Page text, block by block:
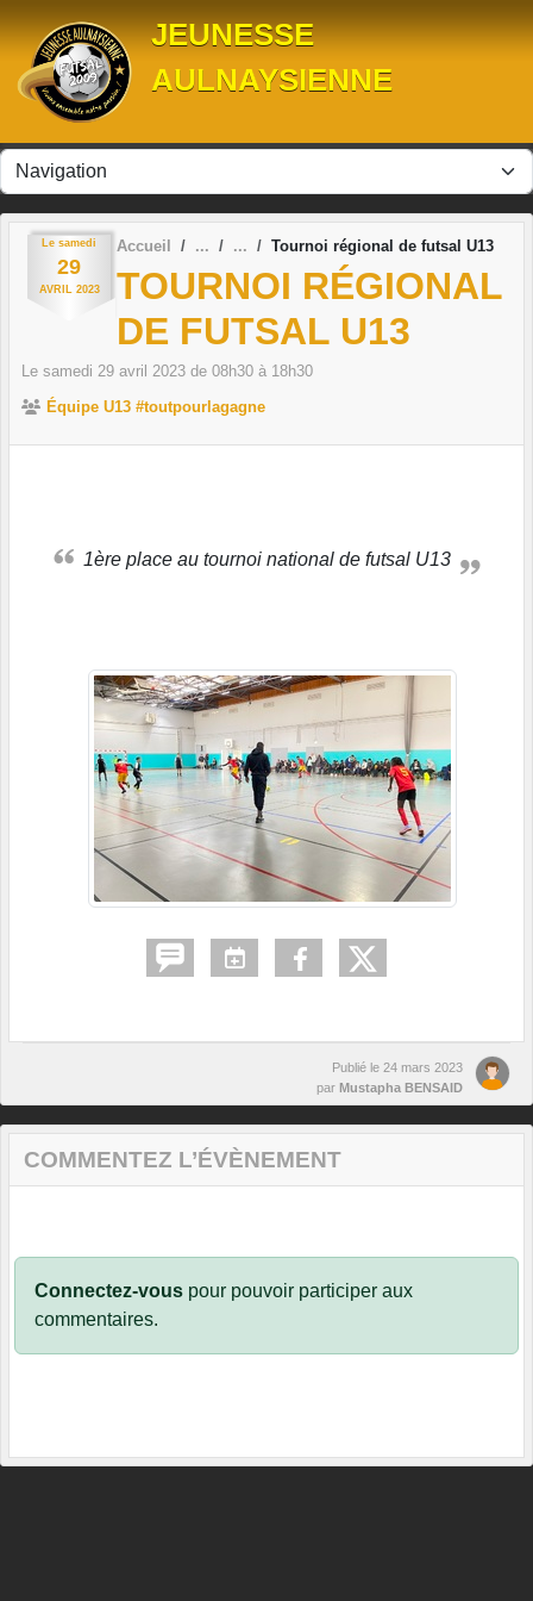
JEUNESSE
AULNAYSIENNE
Le samedi
29
AVRIL 2023
Accueil Tournoi régional de futsal U13
TOURNOI RÉGIONAL
DE FUTSAL U13
Le samedi 29 avril 2023 de 08h30 à 18h30
Équipe U13 #toutpourlagagne
1ère place au tournoi national de futsal U13
Publié le 24 mars 2023
par Mustapha BENSAID
COMMENTEZ L’ÉVÈNEMENT
Connectez-vous pour pouvoir participer aux
commentaires.